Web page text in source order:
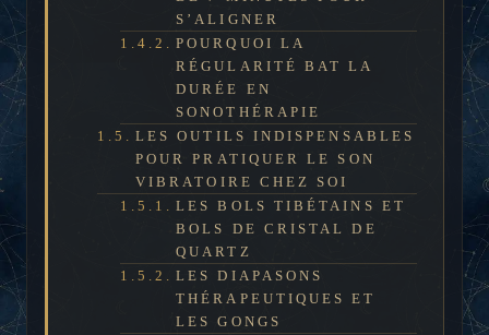
S’ALIGNER
POURQUOI LA
RÉGULARITÉ BAT LA
DURÉE EN
SONOTHÉRAPIE
LES OUTILS INDISPENSABLES
POUR PRATIQUER LE SON
VIBRATOIRE CHEZ SOI
LES BOLS TIBÉTAINS ET
BOLS DE CRISTAL DE
QUARTZ
LES DIAPASONS
THÉRAPEUTIQUES ET
LES GONGS